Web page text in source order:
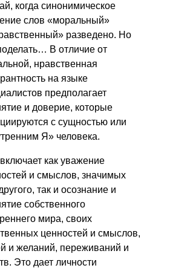
когда синонимическое
слов «моральный»
разведено. Но
В отличие от
нравственная
на языке
предполагает
и доверие, которые
с сущностью или
Я» человека.
как уважение
и смыслов, значимых
так и осознание и
собственного
мира, своих
ценностей и смыслов,
и желаний, переживаний и
Это дает личности